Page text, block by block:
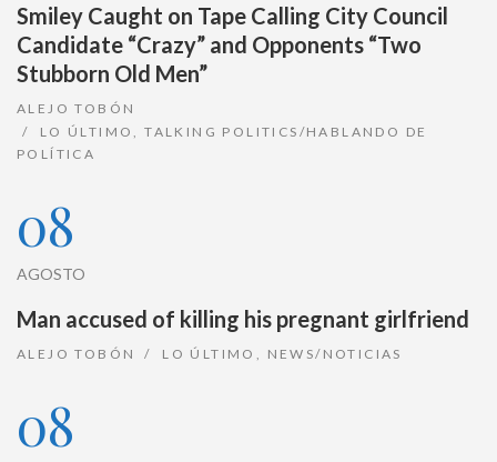
Smiley Caught on Tape Calling City Council
Candidate “Crazy” and Opponents “Two
Stubborn Old Men”
ALEJO TOBÓN
LO ÚLTIMO
,TALKING POLITICS/HABLANDO DE
POLÍTICA
08
AGOSTO
Man accused of killing his pregnant girlfriend
ALEJO TOBÓN LO ÚLTIMO NEWS/NOTICIAS
08